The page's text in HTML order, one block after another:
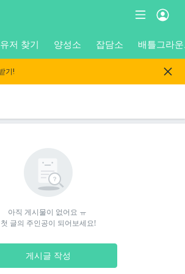
유저 찾기 양성소 잡담소 배틀그라
기!
아직 게시물이 없어요 ㅠ
첫 글의 주인공이 되어보세요!
게시글 작성